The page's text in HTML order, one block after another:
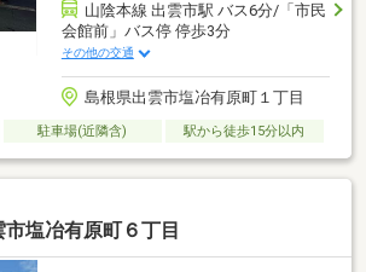
山陰本線 出雲市駅 バス6分/「市民
会館前」バス停 停歩3分
その他の交通
島根県出雲市塩冶有原町１丁目
駐車場(近隣含) 駅から徒歩15分以内
塩冶有原町６丁目